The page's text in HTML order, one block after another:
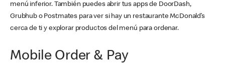
menú inferior. También puedes abrir tus apps de DoorDash,
Grubhub o Postmates para ver si hay un restaurante McDonald’s
cerca de ti y explorar productos del menú para ordenar.
Mobile Order & Pay